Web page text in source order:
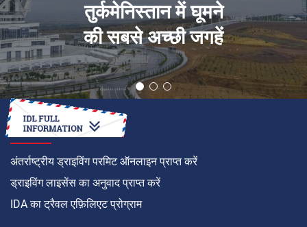
तुर्कमेनिस्तान में घूमने
की सबसे अच्छी जगहें
कैसे करें
अंतर्राष्ट्रीय ड्राइविंग परमिट ऑनलाइन प्राप्त करें
ड्राइविंग लाइसेंस का अनुवाद प्राप्त करें
IDA का ट्रैवल एफ़िलिएट प्रोग्राम